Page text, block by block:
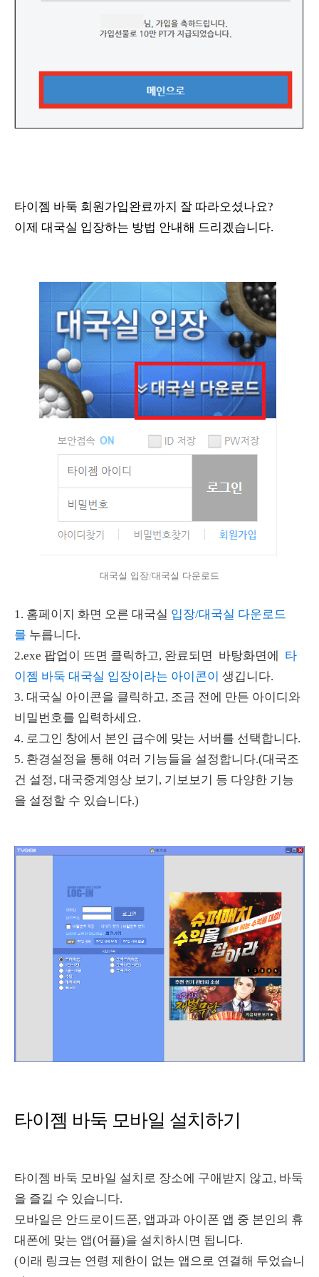
타이젬 바둑 회원가입완료까지 잘 따라오셨나요?
이제 대국실 입장하는 방법 안내해 드리겠습니다.
대국실 입장/대국실 다운로드
1. 홈페이지 화면 오른 대국실 입장/대국실 다운로드
를 누릅니다.
2.exe 팝업이 뜨면 클릭하고, 완료되면
바탕화면에
타
이젬 바둑 대국실 입장이라는 아이콘이 생깁니다.
3. 대국실 아이콘을 클릭하고, 조금 전에 만든 아이디와
비밀번호를 입력하세요.
4. 로그인 창에서 본인 급수에 맞는 서버를 선택합니다.
5. 환경설정을 통해 여러 기능들을 설정합니다.(대국조
건 설정, 대국중계영상 보기, 기보보기 등 다양한 기능
을 설정할 수 있습니다.)
타이젬 바둑 모바일 설치하기
타이젬 바둑 모바일 설치로 장소에 구애받지 않고, 바둑
을 즐길 수 있습니다.
모바일은 안드로이드폰, 앱과과 아이폰 앱 중 본인의 휴
대폰에 맞는 앱(어플)을 설치하시면 됩니다.
(이래 링크는 연령 제한이 없는 앱으로 연결해 두었습니